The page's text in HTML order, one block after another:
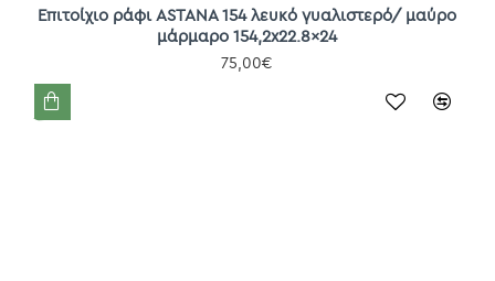
Επιτοίχιο ράφι ASTANA 154 λευκό γυαλιστερό/ μαύρο
μάρμαρο 154,2x22.8x24
75,00€